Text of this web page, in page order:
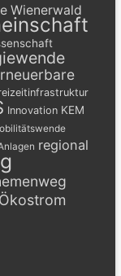
Wienerwald
Innovation KEM
regional
Ökostrom